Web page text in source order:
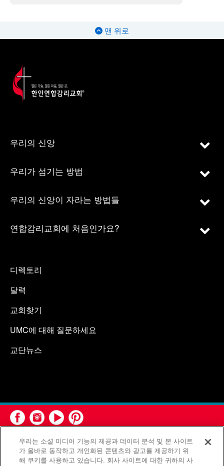
맨 위로
우리의 신앙
우리가 섬기는 방법
우리의 신앙이 자라는 방법들
연합감리교회에 처음인가요?
디렉토리
달력
교회찾기
UMC에 대해 질문하세요
교단뉴스
우리는 소셜 미디어 기능의 제공과 데이터 분석 및 본 사이트
가 올바로 동작하고 개인화된 콘텐츠와 광고를 제공하기 위
해 쿠키를 사용하고 있습니다. 회사 사이트에 대한 귀하의 사